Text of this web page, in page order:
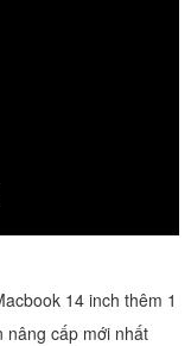
14 inch thêm 1
nâng cấp mới nhất